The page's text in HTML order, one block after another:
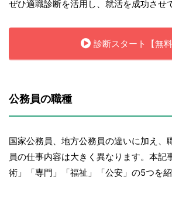
ぜひ適職診断を活用し、就活を成功させ
診断スタート【無料
公務員の職種
国家公務員、地方公務員の違いに加え、
員の仕事内容は大きく異なります。本記
術」「専門」「福祉」「公安」の5つを紹